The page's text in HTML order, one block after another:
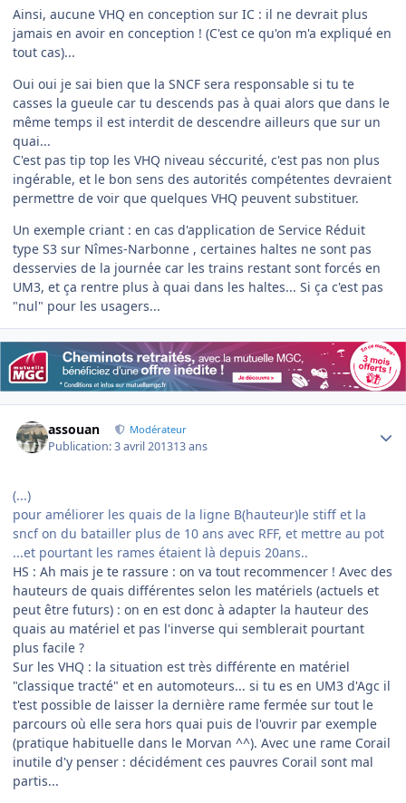
Ainsi, aucune VHQ en conception sur IC : il ne devrait plus
jamais en avoir en conception ! (C'est ce qu'on m'a expliqué en
tout cas)...
Oui oui je sai bien que la SNCF sera responsable si tu te
casses la gueule car tu descends pas à quai alors que dans le
même temps il est interdit de descendre ailleurs que sur un
quai...
C'est pas tip top les VHQ niveau séccurité, c'est pas non plus
ingérable, et le bon sens des autorités compétentes devraient
permettre de voir que quelques VHQ peuvent substituer.
Un exemple criant : en cas d'application de Service Réduit
type S3 sur Nîmes-Narbonne , certaines haltes ne sont pas
desservies de la journée car les trains restant sont forcés en
UM3, et ça rentre plus à quai dans les haltes... Si ça c'est pas
"nul" pour les usagers...
assouan Modérateur
Publication:3 avril 201313 ans
(...)
pour améliorer les quais de la ligne B(hauteur)le stiff et la
sncf on du batailler plus de 10 ans avec RFF, et mettre au pot
...et pourtant les rames étaient là depuis 20ans..
HS : Ah mais je te rassure : on va tout recommencer ! Avec des
hauteurs de quais différentes selon les matériels (actuels et
peut être futurs) : on en est donc à adapter la hauteur des
quais au matériel et pas l'inverse qui semblerait pourtant
plus facile ?
Sur les VHQ : la situation est très différente en matériel
"classique tracté" et en automoteurs... si tu es en UM3 d'Agc il
t'est possible de laisser la dernière rame fermée sur tout le
parcours où elle sera hors quai puis de l'ouvrir par exemple
(pratique habituelle dans le Morvan ^^). Avec une rame Corail
inutile d'y penser : décidément ces pauvres Corail sont mal
partis...